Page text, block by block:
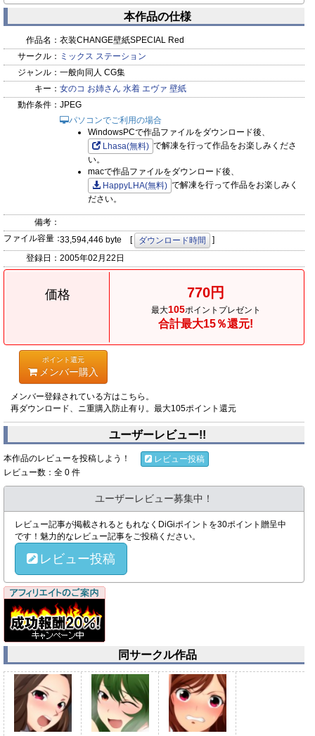
本作品の仕様
作品名： 衣装CHANGE壁紙SPECIAL Red
サークル： ミックス ステーション
ジャンル： 一般向同人 CG集
キー： 女のコ お姉さん 水着 エヴァ 壁紙
動作条件： JPEG
パソコンでご利用の場合
WindowsPCで作品ファイルをダウンロード後、
Lhasa(無料) で解凍を行って作品をお楽しみくださ
い。
macで作品ファイルをダウンロード後、
HappyLHA(無料) で解凍を行って作品をお楽しみく
ださい。
備考：
ファイル容量：33,594,446 byte [ ダウンロード時間
]
登録日： 2005年02月22日
価格 770円
最大105ポイントプレゼント
合計最大15％還元!
ポイント還元
メンバー購入
メンバー登録されている方はこちら。
再ダウンロード、ニ重購入防止有り。最大105ポイント還元
ユーザーレビュー!!
本作品のレビューを投稿しよう！
レビュー投稿
レビュー数：全 0 件
ユーザーレビュー募集中！
レビュー記事が掲載されるともれなくDiGiポイントを30ポイント贈呈中
です！魅力的なレビュー記事をご投稿ください。
レビュー投稿
同サークル作品